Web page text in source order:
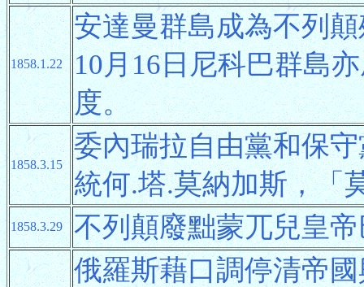
1858.1.22
安達曼群島成為不列
10月16日尼科巴群島
度。
1858.3.15
委內瑞拉自由黨和保
統何.塔.莫納加斯，「
1858.3.29 不列顛廢黜蒙兀兒皇
俄羅斯藉口調停清帝